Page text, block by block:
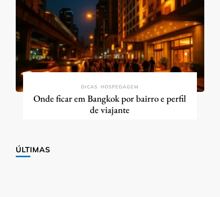
DICAS HOSPEDAGEM
Onde ficar em Bangkok por bairro e perfil
de viajante
ÚLTIMAS